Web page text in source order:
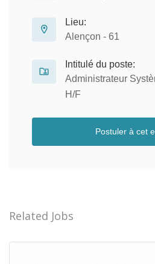
Lieu:
Alençon - 61
Intitulé du poste:
Administrateur
H/F
Postuler à cet
Related Jobs